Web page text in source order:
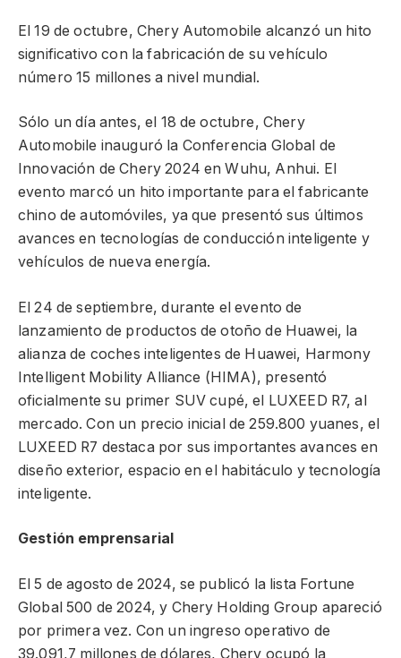
El 19 de octubre, Chery Automobile alcanzó un hito
significativo con la fabricación de su vehículo
número 15 millones a nivel mundial.
Sólo un día antes, el 18 de octubre, Chery
Automobile inauguró la Conferencia Global de
Innovación de Chery 2024 en Wuhu, Anhui. El
evento marcó un hito importante para el fabricante
chino de automóviles, ya que presentó sus últimos
avances en tecnologías de conducción inteligente y
vehículos de nueva energía.
El 24 de septiembre, durante el evento de
lanzamiento de productos de otoño de Huawei, la
alianza de coches inteligentes de Huawei, Harmony
Intelligent Mobility Alliance (HIMA), presentó
oficialmente su primer SUV cupé, el LUXEED R7, al
mercado. Con un precio inicial de 259.800 yuanes, el
LUXEED R7 destaca por sus importantes avances en
diseño exterior, espacio en el habitáculo y tecnología
inteligente.
Gestión emprensarial
El 5 de agosto de 2024, se publicó la lista Fortune
Global 500 de 2024, y Chery Holding Group apareció
por primera vez. Con un ingreso operativo de
39.091,7 millones de dólares, Chery ocupó la